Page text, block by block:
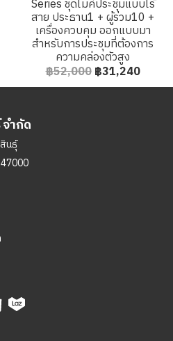
Series ชุดไมค์ประชุมแบบไร้
สาย ประธาน1 + ผู้ร่วม10 +
เครื่องควบคุม ออกแบบมา
สำหรับการประชุมที่ต้องการ
ความคล่องตัวสูง
฿52,000 ฿31,240
จำกัด
นธุ์